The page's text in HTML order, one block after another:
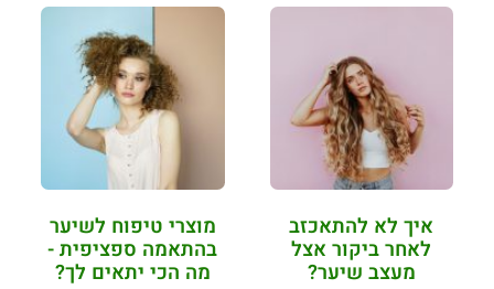
איך לא להתאכזב
לאחר ביקור אצל
מעצב שיער?
מוצרי טיפוח לשיער
בהתאמה ספציפית -
מה הכי יתאים לך?